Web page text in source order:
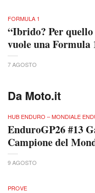
FORMULA 1
“Ibrido? Per quello
vuole una Formula
7 AGOSTO
Da Moto.it
HUB ENDURO – MONDIALE
EnduroGP26 #13
Campione del
9 AGOSTO
PROVE